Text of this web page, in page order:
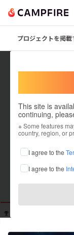
プロジェクトを掲載
This site is
continuing,
※ Some features
country, region, or
I agree to the
I agree to the
出身国：未設定